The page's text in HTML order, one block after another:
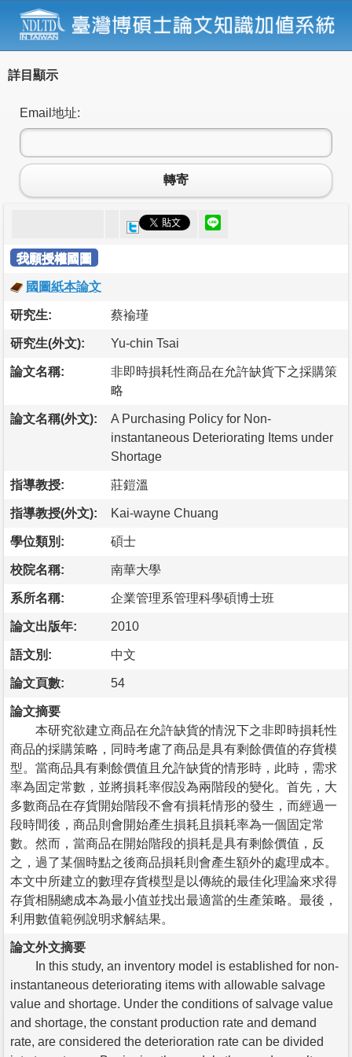
詳目顯示
Email地址:
轉寄
我願授權國圖
國圖紙本論文
研究生: 蔡褕瑾
研究生(外文): Yu-chin Tsai
論文名稱:
非即時損耗性商品在允許缺貨下之採購策
略
論文名稱(外文):
A Purchasing Policy for Non-
instantaneous Deteriorating Items under
Shortage
指導教授: 莊鎧溫
指導教授(外文): Kai-wayne Chuang
學位類別: 碩士
校院名稱: 南華大學
系所名稱: 企業管理系管理科學碩博士班
論文出版年: 2010
語文別: 中文
論文頁數: 54
論文摘要
本研究欲建立商品在允許缺貨的情況下之非即時損耗性
商品的採購策略，同時考慮了商品是具有剩餘價值的存貨模
型。當商品具有剩餘價值且允許缺貨的情形時，此時，需求
率為固定常數，並將損耗率假設為兩階段的變化。首先，大
多數商品在存貨開始階段不會有損耗情形的發生，而經過一
段時間後，商品則會開始產生損耗且損耗率為一個固定常
數。然而，當商品在開始階段的損耗是具有剩餘價值，反
之，過了某個時點之後商品損耗則會產生額外的處理成本。
本文中所建立的數理存貨模型是以傳統的最佳化理論來求得
存貨相關總成本為最小值並找出最適當的生產策略。最後，
利用數值範例說明求解結果。
論文外文摘要
In this study, an inventory model is established for non-
instantaneous deteriorating items with allowable salvage
value and shortage. Under the conditions of salvage value
and shortage, the constant production rate and demand
rate, are considered the deterioration rate can be divided